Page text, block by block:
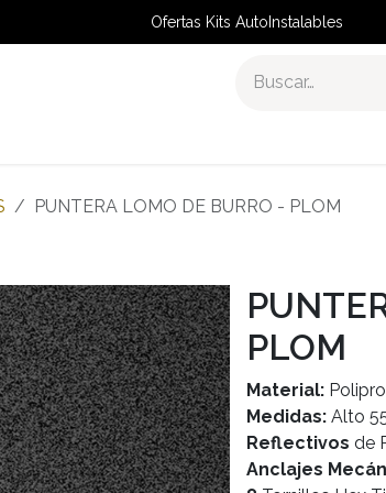
Ofertas Kits AutoInstalables
PUNTERA LOMO DE BURRO - PLOM
PLOM
Material:
Medidas: Alto
Reflectivos de
Anclajes